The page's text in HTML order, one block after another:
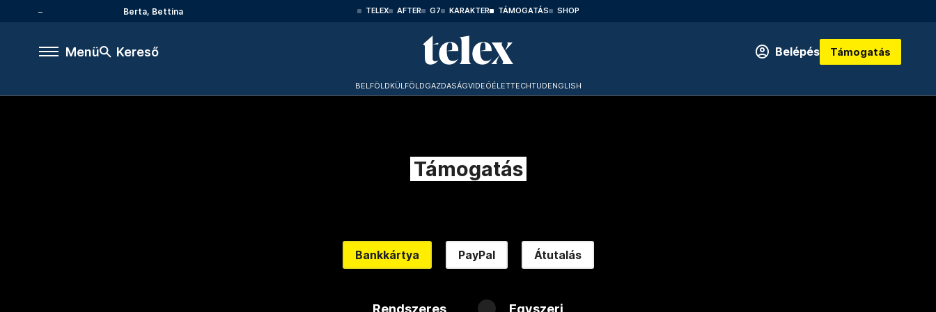
Berta, Bettina TELEX AFTER G7 KARAKTER TÁMOGATÁS SHOP
Menü Kereső Belépés Támogatás
BELFÖLDKÜLFÖLDGAZDASÁGVIDEÓÉLETTECHTUDENGLISH
Támogatás
Bankkártya PayPal Átutalás
Rendszeres Egyszeri